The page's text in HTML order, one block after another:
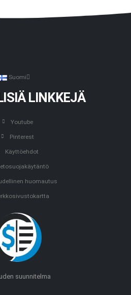
Suomi
LINKKEJÄ
Youtube
Pinterest
Käyttöehdot
huomautus
suunnitelma